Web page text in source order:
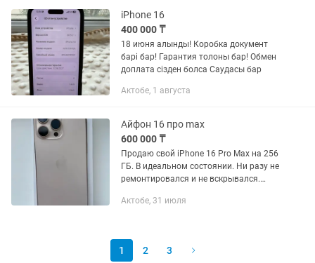
iPhone 16
400 000 ₸
18 июня алынды! Коробка документ
барі бар! Гарантия толоны бар! Обмен
доплата сізден болса Саудасы бар
Актобе, 1 августа
Айфон 16 про max
600 000 ₸
Продаю свой iPhone 16 Pro Мах на 256
ГБ. В идеальном состоянии. Ни разу не
ремонтировался и не вскрывался.
93 Все функции работают без
Актобе, 31 июля
1 2 3